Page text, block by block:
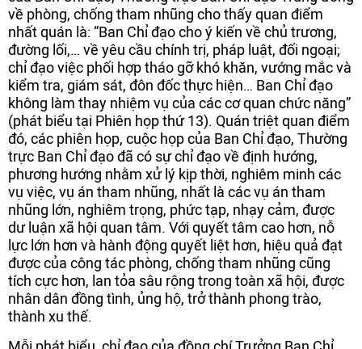
về phòng, chống tham nhũng cho thấy quan điểm
nhất quán là: “Ban Chỉ đạo cho ý kiến về chủ trương,
đường lối,… về yêu cầu chính trị, pháp luật, đối ngoại;
chỉ đạo việc phối hợp tháo gỡ khó khăn, vướng mắc và
kiểm tra, giám sát, đôn đốc thực hiện… Ban Chỉ đạo
không làm thay nhiệm vụ của các cơ quan chức năng”
(phát biểu tại Phiên họp thứ 13). Quán triệt quan điểm
đó, các phiên họp, cuộc họp của Ban Chỉ đạo, Thường
trực Ban Chỉ đạo đã có sự chỉ đạo về định hướng,
phương hướng nhằm xử lý kịp thời, nghiêm minh các
vụ việc, vụ án tham nhũng, nhất là các vụ án tham
nhũng lớn, nghiêm trọng, phức tạp, nhạy cảm, được
dư luận xã hội quan tâm. Với quyết tâm cao hơn, nỗ
lực lớn hơn và hành động quyết liệt hơn, hiệu quả đạt
được của công tác phòng, chống tham nhũng cũng
tích cực hơn, lan tỏa sâu rộng trong toàn xã hội, được
nhân dân đồng tình, ủng hộ, trở thành phong trào,
thành xu thế.